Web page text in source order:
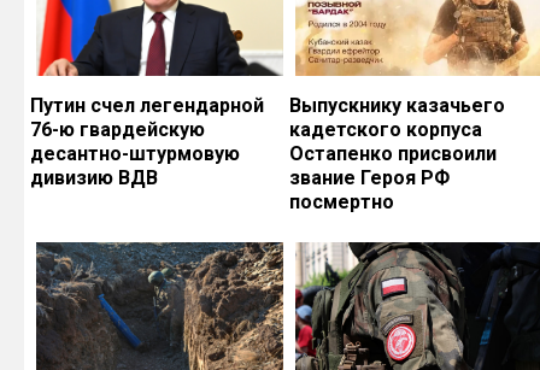
Путин счел легендарной
76-ю гвардейскую
десантно-штурмовую
дивизию ВДВ
Выпускнику казачьего
кадетского корпуса
Остапенко присвоили
звание Героя РФ
посмертно